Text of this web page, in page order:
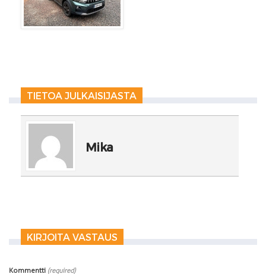
TIETOA JULKAISIJASTA
Mika
KIRJOITA VASTAUS
Kommentti (required)